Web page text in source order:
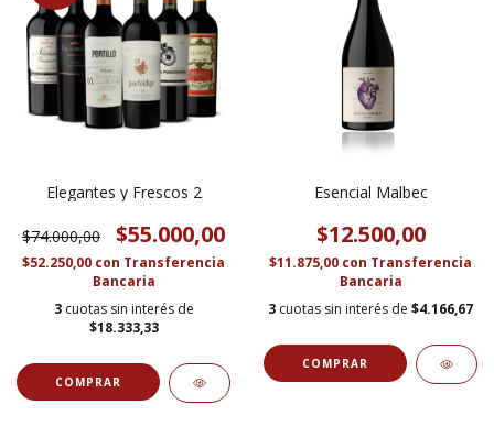
Elegantes y Frescos 2
$74.000,00 $55.000,00
$52.250,00 con Transferencia
Bancaria
3 cuotas sin interés de
$18.333,33
Esencial Malbec
$12.500,00
$11.875,00 con Transferencia
Bancaria
3 cuotas sin interés de $4.166,67